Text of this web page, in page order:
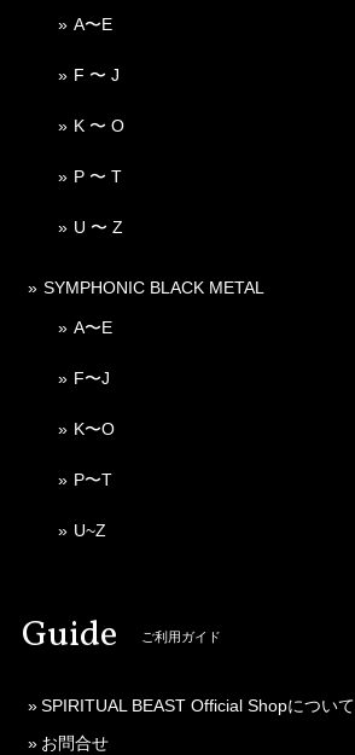
A〜E
F 〜 J
K 〜 O
P 〜 T
U 〜 Z
SYMPHONIC BLACK METAL
A〜E
F〜J
K〜O
P〜T
U~Z
Guide ご利用ガイド
SPIRITUAL BEAST Official Shopについて
お問合せ